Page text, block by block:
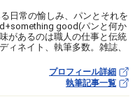
日常の愉しみ、パンとそれを
good(パンと何か
があるのは職人の仕事と伝統
ィネイト、執筆多数。雑誌、
プロフィール詳細
執筆記事一覧